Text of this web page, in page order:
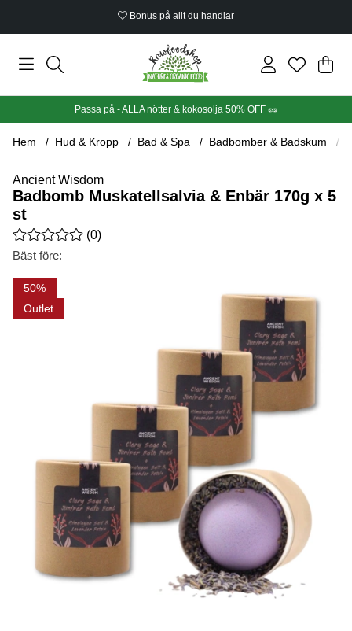
Bonus på allt du handlar
Din
.
Passa på - ALLA nötter & kokosolja 50% OFF 🥜
Hem Hud & Kropp Bad & Spa Badbomber & Badskum
Ancient Wisdom
Badbomb Muskatellsalvia & Enbär 170g x 5
st
Medelbetyg 0 av 5 Antal betyg 0
(0)
Bäst före:
50
Outlet
Produktbilder Badbomb Muskatellsalvia & Enbär 170g x 5 st